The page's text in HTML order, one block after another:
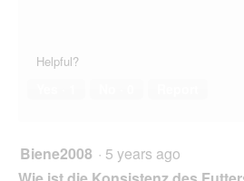
Helpful?
Biene2008 · 5 years ago